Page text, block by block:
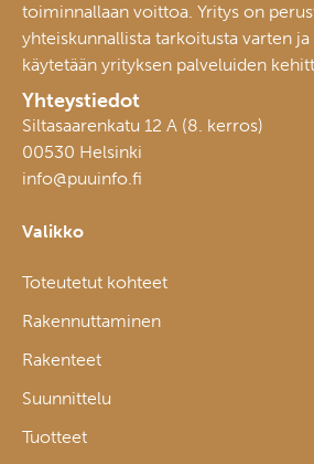
toiminnallaan voittoa. Yritys on
yhteiskunnallista tarkoitusta varten
käytetään yrityksen palveluiden
Yhteystiedot
Siltasaarenkatu 12 A (8. kerros)
00530 Helsinki
info@puuinfo.fi
Valikko
Toteutetut kohteet
Rakennuttaminen
Rakenteet
Suunnittelu
Tuotteet